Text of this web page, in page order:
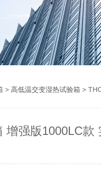
> 高低温交变湿热试验箱 > THC-1000PF高低温
增强版1000LC款